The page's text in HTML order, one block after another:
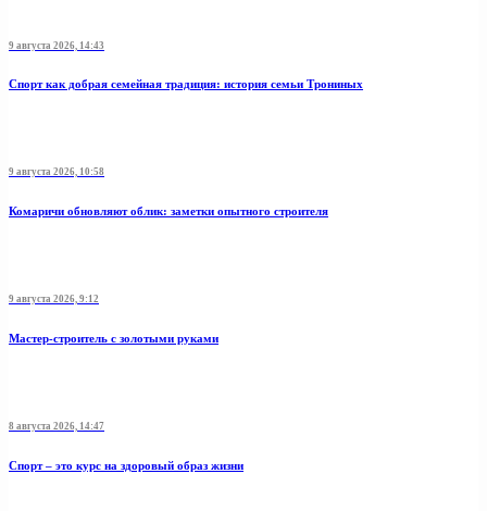
9 августа 2026, 14:43
Спорт как добрая семейная традиция: история семьи Трониных
9 августа 2026, 10:58
Комаричи обновляют облик: заметки опытного строителя
9 августа 2026, 9:12
Мастер-строитель с золотыми руками
8 августа 2026, 14:47
Спорт – это курс на здоровый образ жизни